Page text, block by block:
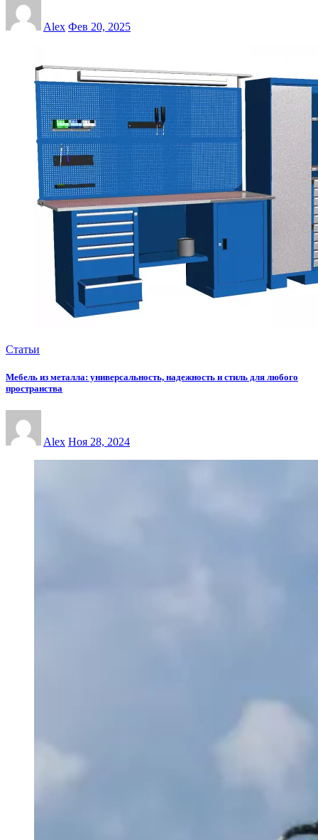
Alex Фев 20, 2025
Статьи
Мебель из металла: универсальность, надежность и стиль для любого
пространства
Alex Ноя 28, 2024